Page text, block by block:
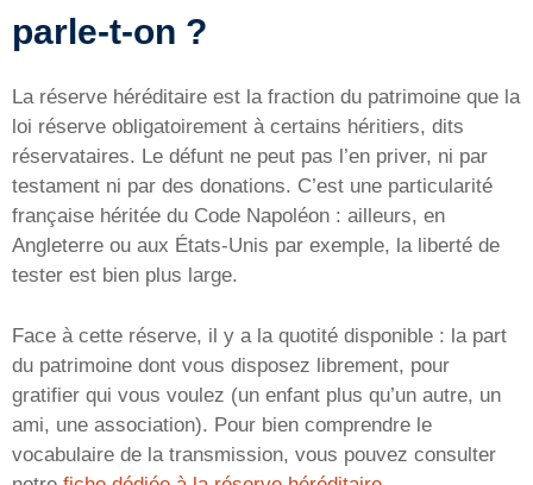
parle-t-on ?
La réserve héréditaire est la fraction du patrimoine que la
loi réserve obligatoirement à certains héritiers, dits
réservataires. Le défunt ne peut pas l’en priver, ni par
testament ni par des donations. C’est une particularité
française héritée du Code Napoléon : ailleurs, en
Angleterre ou aux États-Unis par exemple, la liberté de
tester est bien plus large.
Face à cette réserve, il y a la quotité disponible : la part
du patrimoine dont vous disposez librement, pour
gratifier qui vous voulez (un enfant plus qu’un autre, un
ami, une association). Pour bien comprendre le
vocabulaire de la transmission, vous pouvez consulter